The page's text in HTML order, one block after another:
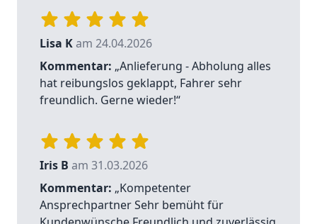
Lisa Kam 24.04.2026
Kommentar: „Anlieferung - Abholung alles
hat reibungslos geklappt, Fahrer sehr
freundlich. Gerne wieder!“
Iris B am 31.03.2026
Kommentar: „Kompetenter
Ansprechpartner Sehr bemüht für